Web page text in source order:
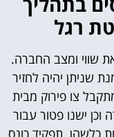
רגל
שווי ומצב החברה.
שניתן יהיה לחזיר
צו פירוק מבית
ישנו פטור עבור
כלשהן. תפקיד כונס